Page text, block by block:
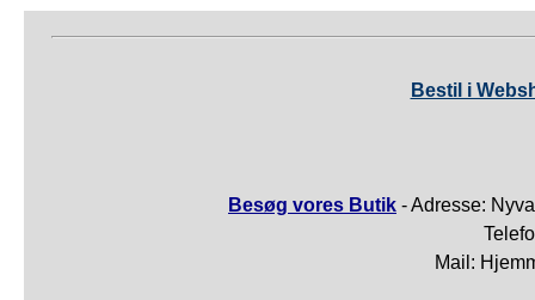
Bestil i
Besøg vores Butik - Adresse:
Mail: